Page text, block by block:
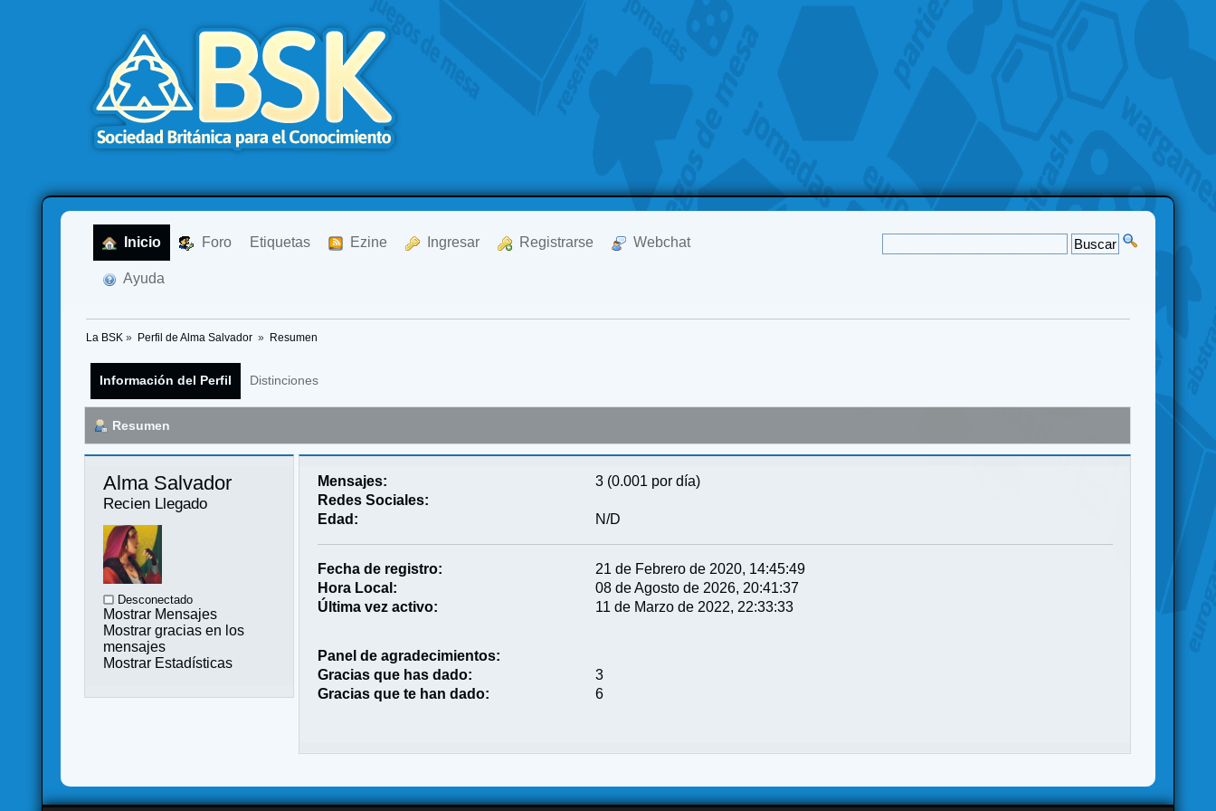
Inicio Foro Etiquetas Ezine Ingresar Registrarse Webchat
Ayuda
La BSK » Perfil de Alma Salvador » Resumen
Información del Perfil Distinciones
Resumen
Alma Salvador
Recien Llegado
Desconectado
Mostrar Mensajes
Mostrar gracias en los
mensajes
Mostrar Estadísticas
Mensajes:
3 (0.001 por día)
Redes Sociales:
Edad:
N/D
Fecha de registro:
21 de Febrero de 2020, 14:45:49
Hora Local:
08 de Agosto de 2026, 20:41:37
Última vez activo:
11 de Marzo de 2022, 22:33:33
Panel de agradecimientos:
Gracias que has dado:
3
Gracias que te han dado:
6